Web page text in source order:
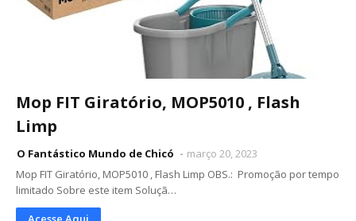
Mop FIT Giratório, MOP5010 , Flash
Limp
O Fantástico Mundo de Chicó
março 20, 2023
Mop FIT Giratório, MOP5010 , Flash Limp OBS.: Promoção por tempo
limitado Sobre este item Soluçã…